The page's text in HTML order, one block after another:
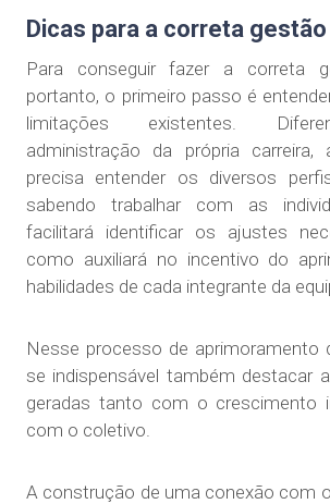
Dicas para a correta
Para conseguir fazer a correta
portanto, o primeiro passo é
limitações existentes.
administração da própria carreira,
precisa entender os diversos
sabendo trabalhar com as
facilitará identificar os ajustes
como auxiliará no incentivo do
habilidades de cada integrante da
Nesse processo de aprimoramento
se indispensável também destacar
geradas tanto com o crescimento
com o coletivo.
A construção de uma conexão com